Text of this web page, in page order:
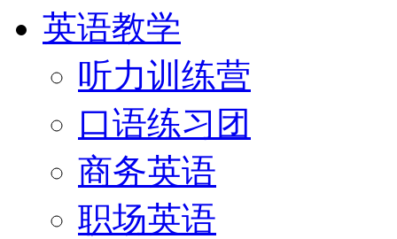
英语教学
听力训练营
口语练习团
商务英语
职场英语